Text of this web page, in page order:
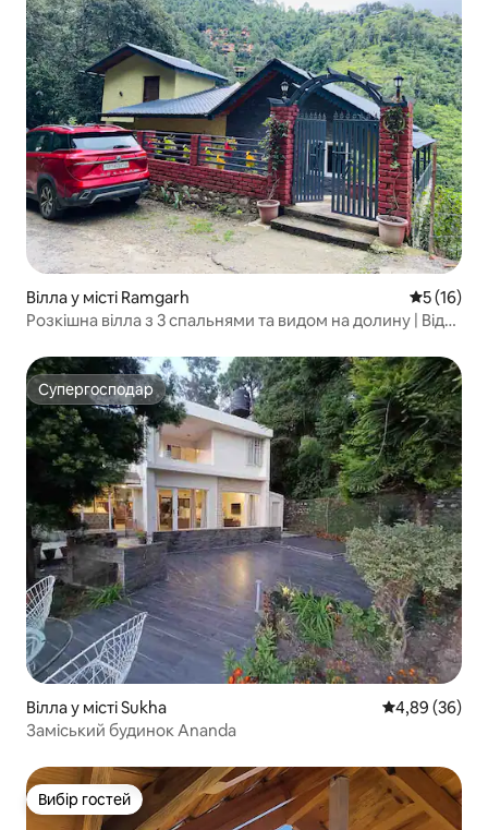
Вілла у місті Ramgarh Середня
5 (16)
Розкішна вілла з 3 спальнями та видом на долину | Від
Супергосподар
Супергосподар
Вілла у місті Sukha Середня
4,89 (36)
Заміський будинок Ananda
Вибір гостей
Вибір гостей